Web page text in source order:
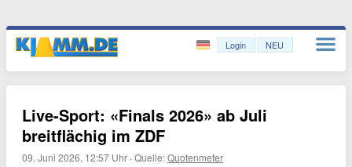
Login NEU
Live-Sport: «Finals 2026» ab Juli
breitflächig im ZDF
09. Juni 2026, 12:57 Uhr ·Quelle:Quotenmeter